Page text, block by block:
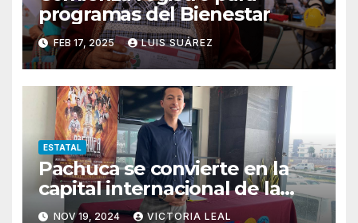
programas del Bienestar
FEB 17, 2025 LUIS SUÁREZ
ESTATAL
Pachuca se convierte en la
capital internacional de la
salsa
NOV 19, 2024 VICTORIA LEAL